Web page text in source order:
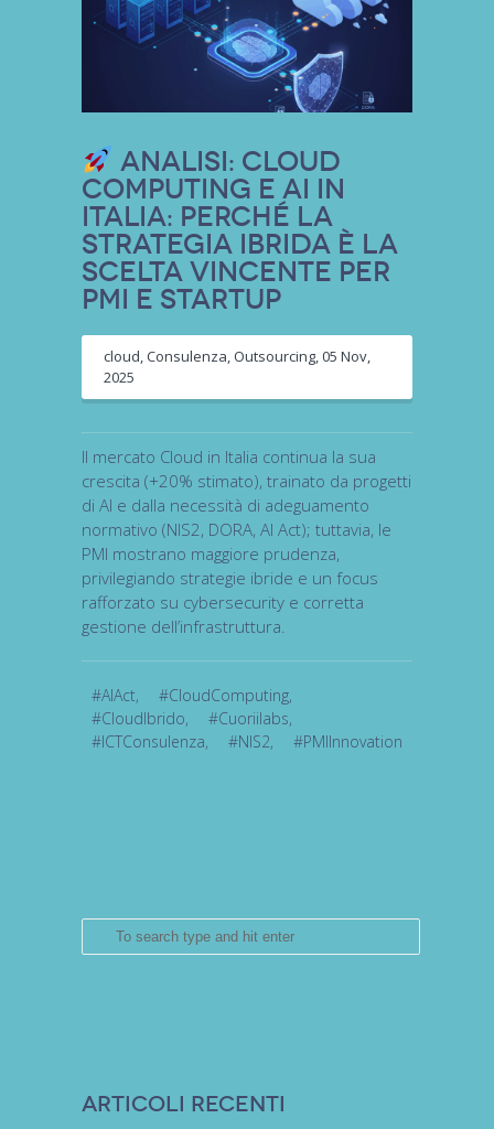
Analisi: Cloud
Computing e AI in
Italia: Perché la
Strategia Ibrida è la
Scelta Vincente per
PMI e Startup
cloud,Consulenza, Outsourcing,05 Nov,
2025
Il mercato Cloud in Italia continua la sua
crescita (+20% stimato), trainato da progetti
di AI e dalla necessità di adeguamento
normativo (NIS2, DORA, AI Act); tuttavia, le
PMI mostrano maggiore prudenza,
privilegiando strategie ibride e un focus
rafforzato su cybersecurity e corretta
gestione dell’infrastruttura.
#AIAct, #CloudComputing,
#CloudIbrido, #Cuoriilabs,
#ICTConsulenza, #NIS2, #PMIInnovation
Articoli recenti